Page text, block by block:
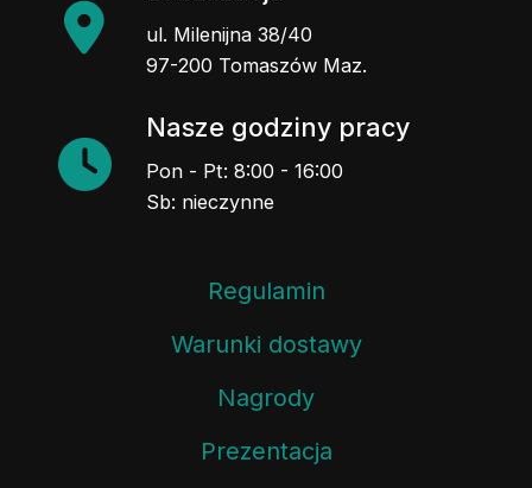
ul. Milenijna 38/40
97-200 Tomaszów Maz.
Nasze godziny pracy
Pon - Pt: 8:00 - 16:00
Sb: nieczynne
Regulamin
Warunki dostawy
Nagrody
Prezentacja